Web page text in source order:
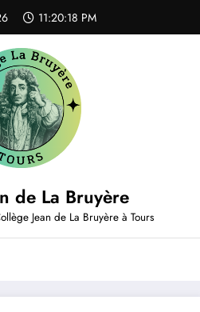
11:20:18 PM
de La Bruyère
Jean de La Bruyère à Tours